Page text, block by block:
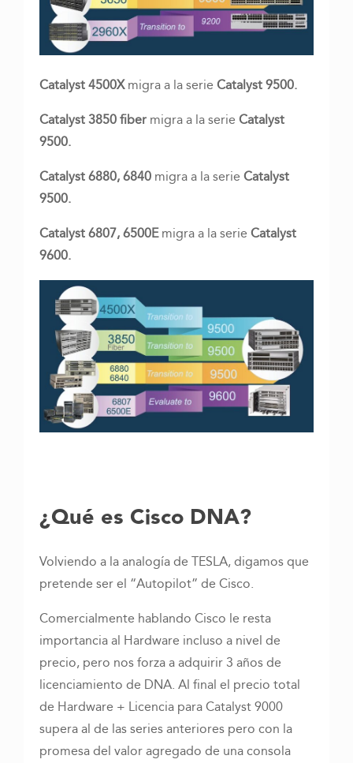
Catalyst 4500Xmigra a la serie Catalyst 9500.
Catalyst 3850 fiber migra a la serie Catalyst
9500.
Catalyst 6880, 6840 migra a la serie Catalyst
9500.
Catalyst 6807, 6500Emigra a la serie Catalyst
9600.
¿Qué es Cisco DNA?
Volviendo a la analogía de TESLA, digamos que
pretende ser el “Autopilot” de Cisco.
Comercialmente hablando Cisco le resta
importancia al Hardware incluso a nivel de
precio, pero nos forza a adquirir 3 años de
licenciamiento de DNA. Al final el precio total
de Hardware + Licencia para Catalyst 9000
supera al de las series anteriores pero con la
promesa del valor agregado de una consola